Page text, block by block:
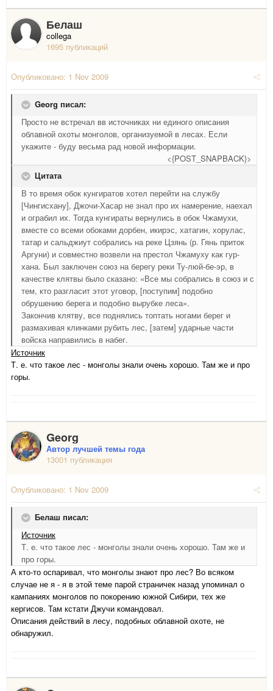
Белаш
collega
1695 публикаций
Опубликовано: 1 Nov 2009
Georg писал:
Просто не встречал вв источниках ни единого описания
облавной охоты монголов, организуемой в лесах. Если
укажите - буду весьма рад новой информации.
<{POST_SNAPBACK}>
Цитата
В то время обок кунгиратов хотел перейти на службу
[Чингисхану], Джочи-Хасар не знал про их намерение, наехал
и ограбил их. Тогда кунгираты вернулись в обок Чжамухи,
вместе со всеми обоками дорбен, икирэс, хатагин, хорулас,
татар и сальджиут собрались на реке Цзянь (р. Гянь приток
Аргуни) и совместно возвели на престол Чжамуху как гур-
хана. Был заключен союз на берегу реки Ту-люй-бе-эр, в
качестве клятвы было сказано: «Все мы собрались в союз и с
тем, кто разгласит этот уговор, [поступим] подобно
обрушению берега и подобно вырубке леса».
Закончив клятву, все поднялись топтать ногами берег и
размахивая клинками рубить лес, [затем] ударные части
войска направились в набег.
Источник
Т. е. что такое лес - монголы знали очень хорошо. Там же и про
горы.
Georg
Автор лучшей темы года
13001 публикация
Опубликовано: 1 Nov 2009
Белаш писал:
Источник
Т. е. что такое лес - монголы знали очень хорошо. Там же и
про горы.
А кто-то оспаривал, что монголы знают про лес? Во всяком
случае не я - я в этой теме парой страничек назад упоминал о
кампаниях монголов по покорению южной Сибири, тех же
кергисов. Там кстати Джучи командовал.
Описания действий в лесу, подобных облавной охоте, не
обнаружил.